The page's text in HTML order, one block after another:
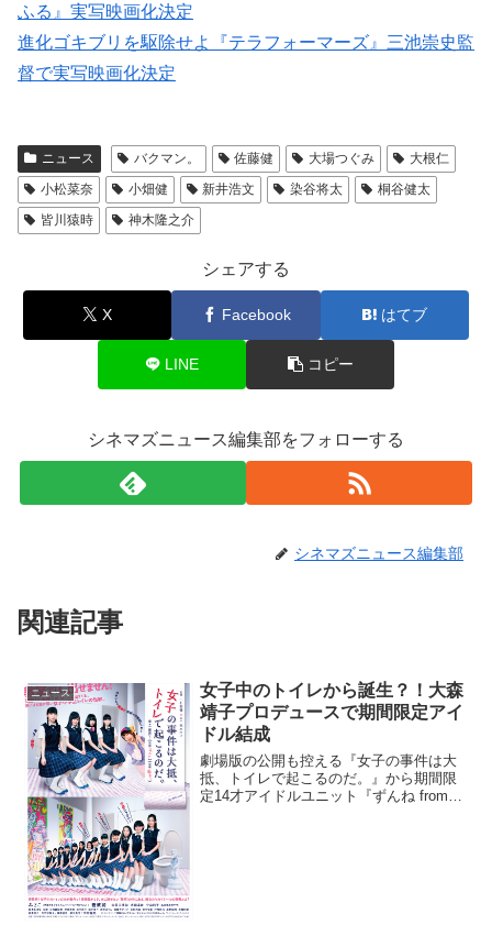
ふる』実写映画化決定
進化ゴキブリを駆除せよ『テラフォーマーズ』三池崇史監
督で実写映画化決定
ニュース バクマン。 佐藤健 大場つぐみ
大根仁
小松菜奈
小畑健 新井浩文 染谷将太
桐谷健太
皆川猿時
神木隆之介
シェアする
X Facebook はてブ
LINE コピー
シネマズニュース編集部をフォローする
シネマズニュース編集部
関連記事
ニュース
女子中のトイレから誕生？！大森
靖子プロデュースで期間限定アイ
ドル結成
劇場版の公開も控える『女子の事件は大
抵、トイレで起こるのだ。』から期間限
定14才アイドルユニット『ずんね from